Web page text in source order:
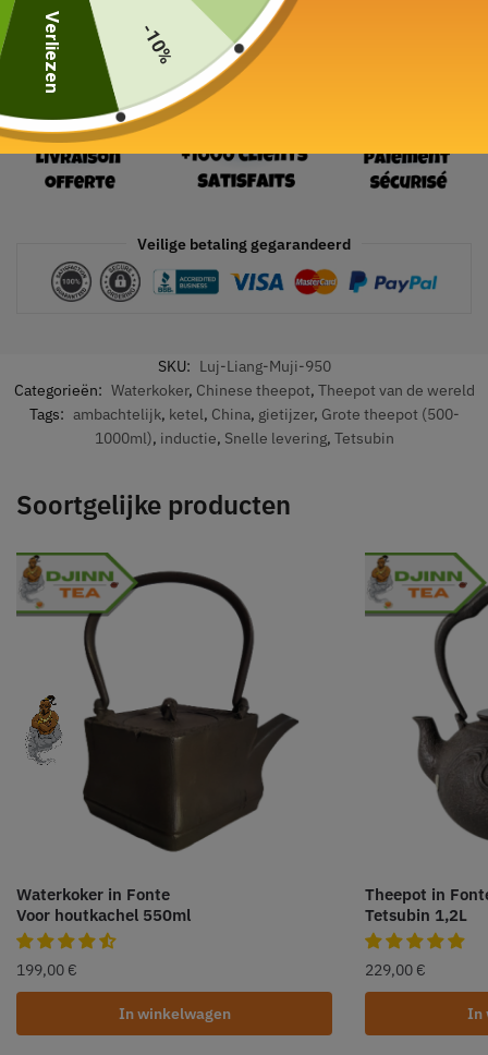
Veilige betaling gegarandeerd
SKU: Luj-Liang-Muji-950
Categorieën: Waterkoker, Chinese theepot, Theepot van de wereld
Tags: ambachtelijk, ketel, China, gietijzer, Grote theepot (500-
1000ml), inductie, Snelle levering, Tetsubin
Soortgelijke producten
Waterkoker in Fonte
Voor houtkachel 550ml
199,00 €
In winkelwagen
Theepot in
Tetsubin 1,2L
229,00 €
In
-10%
Verliezen